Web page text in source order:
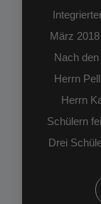
März
Nach
Herrn
Herrn
Schülern
Drei